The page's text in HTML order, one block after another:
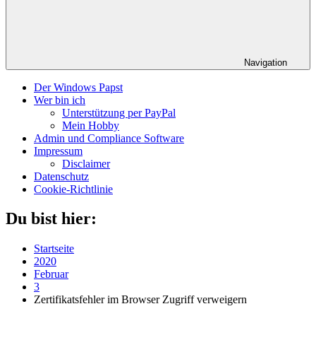
Navigation
Der Windows Papst
Wer bin ich
Unterstützung per PayPal
Mein Hobby
Admin und Compliance Software
Impressum
Disclaimer
Datenschutz
Cookie-Richtlinie
Du bist hier:
Startseite
2020
Februar
3
Zertifikatsfehler im Browser Zugriff verweigern